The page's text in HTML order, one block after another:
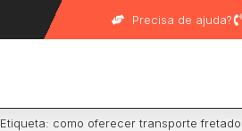
Precisa de ajuda?
Etiqueta: como oferecer transporte fretado